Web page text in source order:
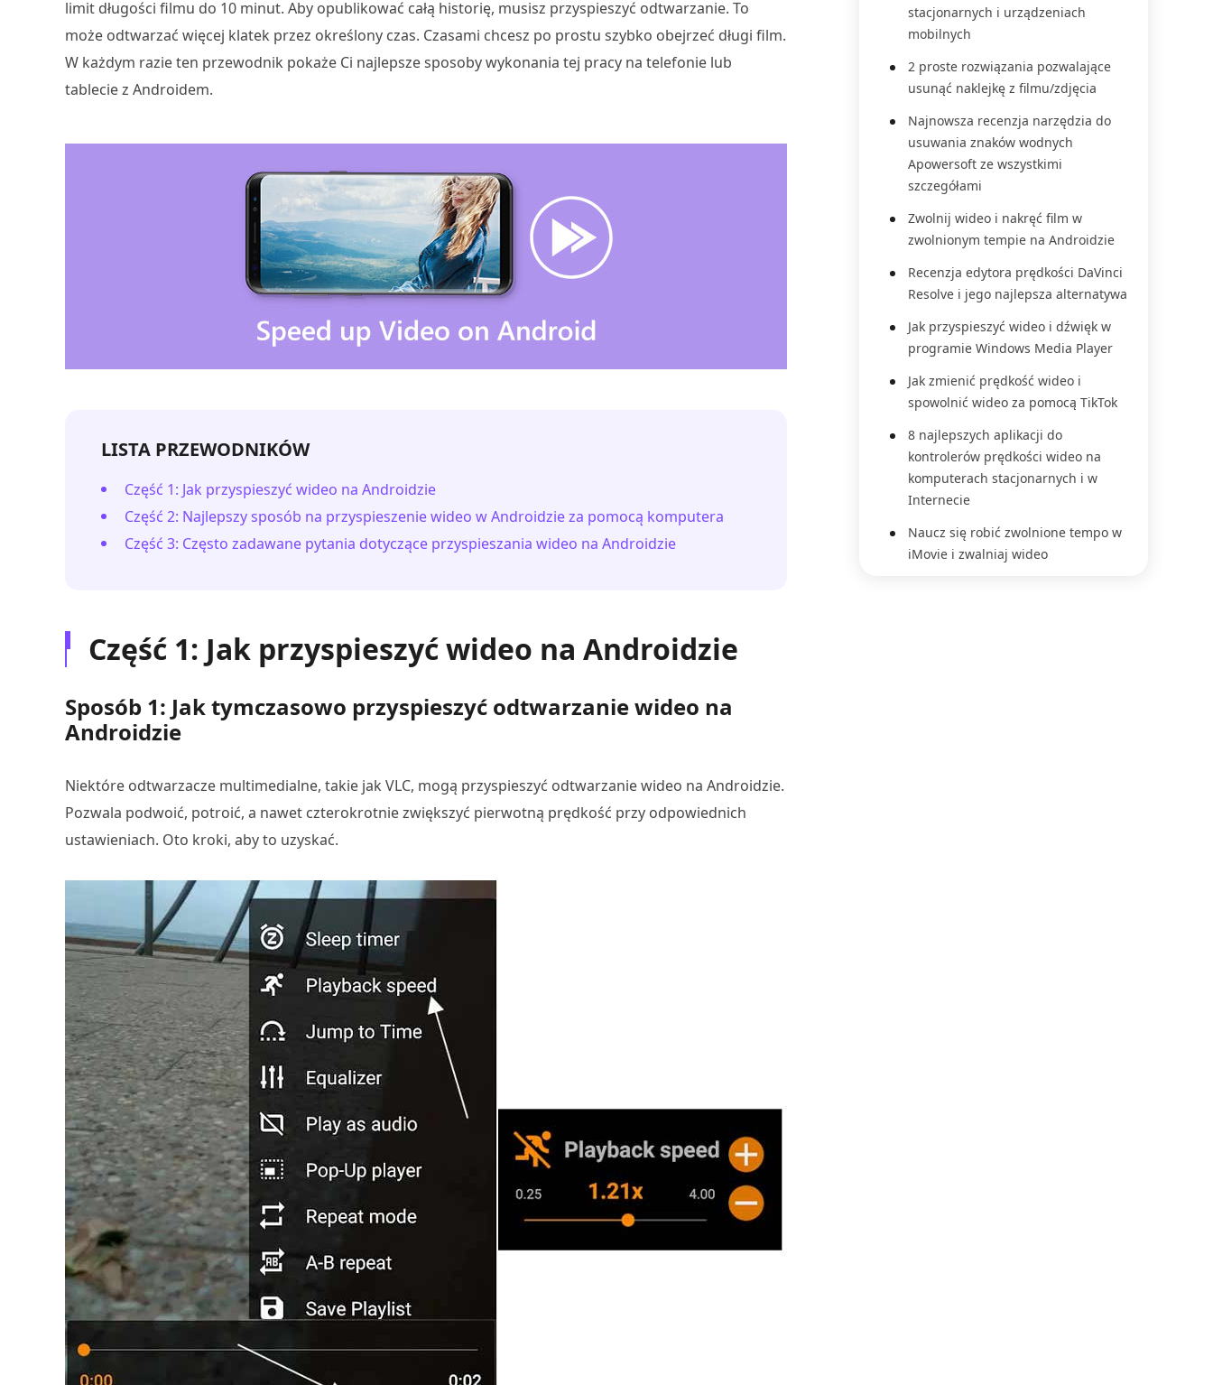
limit długości filmu do 10 minut. Aby opublikować całą historię, musisz przyspieszyć odtwarzanie. To
może odtwarzać więcej klatek przez określony czas. Czasami chcesz po prostu szybko obejrzeć długi film.
W każdym razie ten przewodnik pokaże Ci najlepsze sposoby wykonania tej pracy na telefonie lub
tablecie z Androidem.
LISTA PRZEWODNIKÓW
Część 1: Jak przyspieszyć wideo na Androidzie
Część 2: Najlepszy sposób na przyspieszenie wideo w Androidzie za pomocą komputera
Część 3: Często zadawane pytania dotyczące przyspieszania wideo na Androidzie
Część 1: Jak przyspieszyć wideo na Androidzie
Sposób 1: Jak tymczasowo przyspieszyć odtwarzanie wideo na
Androidzie
Niektóre odtwarzacze multimedialne, takie jak VLC, mogą przyspieszyć odtwarzanie wideo na Androidzie.
Pozwala podwoić, potroić, a nawet czterokrotnie zwiększyć pierwotną prędkość przy odpowiednich
ustawieniach. Oto kroki, aby to uzyskać.
stacjonarnych i urządzeniach
mobilnych
2 proste rozwiązania pozwalające
usunąć naklejkę z filmu/zdjęcia
Najnowsza recenzja narzędzia do
usuwania znaków wodnych
Apowersoft ze wszystkimi
szczegółami
Zwolnij wideo i nakręć film w
zwolnionym tempie na Androidzie
Recenzja edytora prędkości DaVinci
Resolve i jego najlepsza alternatywa
Jak przyspieszyć wideo i dźwięk w
programie Windows Media Player
Jak zmienić prędkość wideo i
spowolnić wideo za pomocą TikTok
8 najlepszych aplikacji do
kontrolerów prędkości wideo na
komputerach stacjonarnych i w
Internecie
Naucz się robić zwolnione tempo w
iMovie i zwalniaj wideo